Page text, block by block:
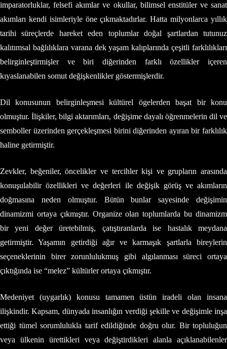
imparatorluklar, felsefi akımlar ve okullar, bilimsel enstitüler ve sanat
akımları kendi isimleriyle öne çıkmaktadırlar. Hatta milyonlarca yıllık
tarihi süreçlerde hareket eden toplumlar doğal şartlardan tutunuz
kalıtımsal bağlılıklara varana dek yaşam kalıplarında çeşitli farklılıkları
belirginleştirmişler ve biri diğerinden farklı özellikler içeren
kıyaslanabilen somut değişkenlikler göstermişlerdir.
Dil konusunun belirginleşmesi kültürel ögelerden başat bir konu
olmuştur. İlişkiler, bilgi aktarımları, değişime dayalı öğrenmelerin dil ve
semboller üzerinden gerçekleşmesi birini diğerinden ayıran bir farklılık
haline getirmiştir.
Zevkler, beğeniler, öncelikler ve tercihler kişi ve grupların arasında
konuşulabilir özellikleri ve değerleri ile değişik görüş ve akımların
doğmasına neden olmuştur. Bütün bunlar sayesinde değişimin
dinamizmi ortaya çıkmıştır. Organize olan toplumlarda bu dinamizm
bir yeni değer üretebilmiş, çatıştıranlarda ise hastalık meydana
getirmiştir. Yaşamın getirdiği ağır ve karmaşık şartlarla bireylerin
seçeneklerinin birer zorunlulukmuş gibi algılanması süreci ortaya
çıktığında ise “melez” kültürler ortaya çıkmıştır.
Medeniyet (uygarlık) konusu tamamen üstün iradeli olan insana
ilişkindir. Kapsam, dünyada insanlığın verdiği şekille ve değişimle inşa
ettiği tümel sorumlulukla tarif edildiğinde doğru olur. Bir topluluğun
veya ülkenin ürettikleri veya değiştirdikleri alanla açıklanabilenler